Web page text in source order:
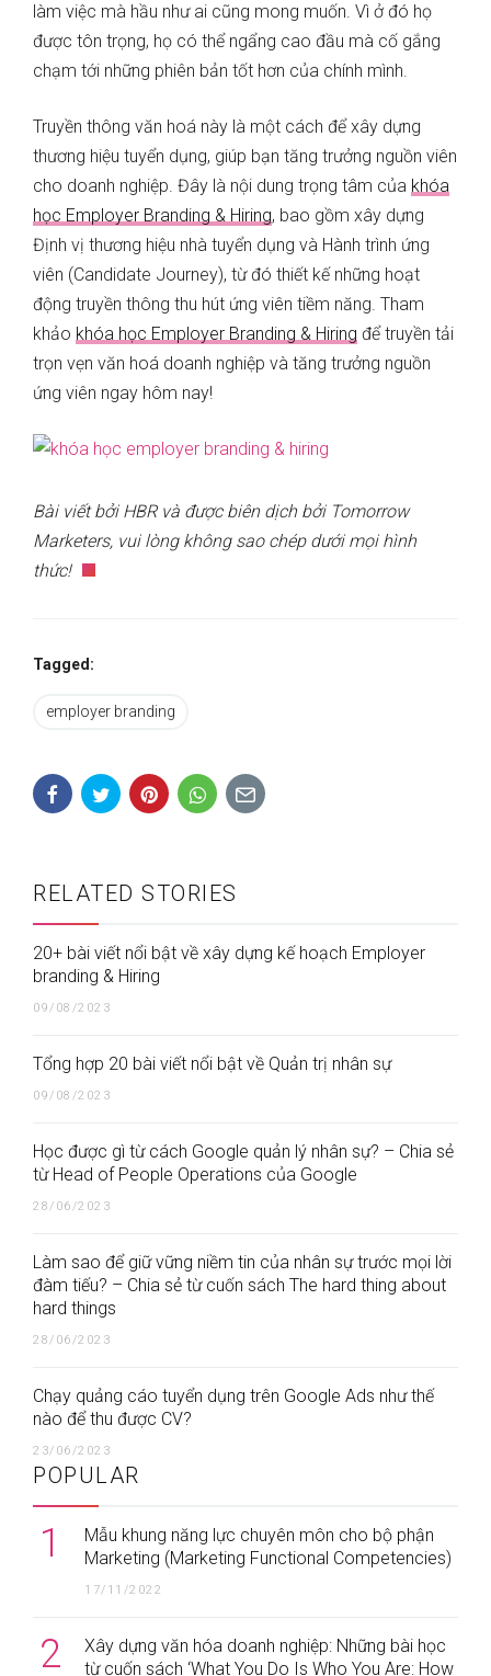
làm việc mà hầu như ai cũng mong muốn. Vì ở đó họ
được tôn trọng, họ có thể ngẩng cao đầu mà cố gắng
chạm tới những phiên bản tốt hơn của chính mình.
Truyền thông văn hoá này là một cách để xây dựng
thương hiệu tuyển dụng, giúp bạn tăng trưởng nguồn viên
cho doanh nghiệp. Đây là nội dung trọng tâm của khóa
học Employer Branding & Hiring, bao gồm xây dựng
Định vị thương hiệu nhà tuyển dụng và Hành trình ứng
viên (Candidate Journey), từ đó thiết kế những hoạt
động truyền thông thu hút ứng viên tiềm năng. Tham
khảo khóa học Employer Branding & Hiring để truyền tải
trọn vẹn văn hoá doanh nghiệp và tăng trưởng nguồn
ứng viên ngay hôm nay!
Bài viết bởi HBR và được biên dịch bởi Tomorrow
Marketers, vui lòng không sao chép dưới mọi hình
thức!
Tagged:
employer branding
RELATED STORIES
20+ bài viết nổi bật về xây dựng kế hoạch Employer
branding & Hiring
09/08/2023
Tổng hợp 20 bài viết nổi bật về Quản trị nhân sự
09/08/2023
Học được gì từ cách Google quản lý nhân sự? – Chia sẻ
từ Head of People Operations của Google
28/06/2023
Làm sao để giữ vững niềm tin của nhân sự trước mọi lời
đàm tiếu? – Chia sẻ từ cuốn sách The hard thing about
hard things
28/06/2023
Chạy quảng cáo tuyển dụng trên Google Ads như thế
nào để thu được CV?
23/06/2023
POPULAR
1
Mẫu khung năng lực chuyên môn cho bộ phận
Marketing (Marketing Functional Competencies)
17/11/2022
2
Xây dựng văn hóa doanh nghiệp: Những bài học
từ cuốn sách ‘What You Do Is Who You Are: How